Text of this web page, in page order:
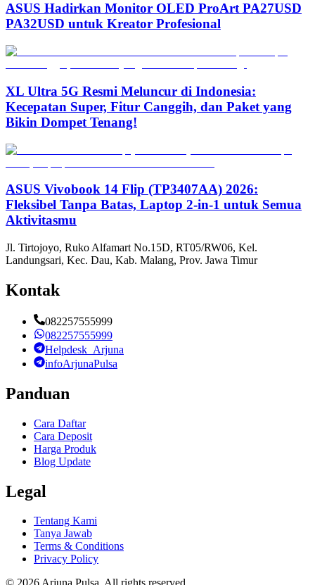
ASUS Hadirkan Monitor OLED ProArt PA27USD
PA32USD untuk Kreator Profesional
XL Ultra 5G Resmi Meluncur di Indonesia:
Kecepatan Super, Fitur Canggih, dan Paket yang
Bikin Dompet Tenang!
ASUS Vivobook 14 Flip (TP3407AA) 2026:
Fleksibel Tanpa Batas, Laptop 2-in-1 untuk Semua
Aktivitasmu
Jl. Tirtojoyo, Ruko Alfamart No.15D, RT05/RW06, Kel.
Landungsari, Kec. Dau, Kab. Malang, Prov. Jawa Timur
Kontak
082257555999
082257555999
Helpdesk_Arjuna
infoArjunaPulsa
Panduan
Cara Daftar
Cara Deposit
Harga Produk
Blog Update
Legal
Tentang Kami
Tanya Jawab
Terms & Conditions
Privacy Policy